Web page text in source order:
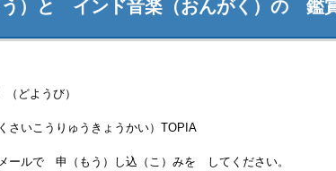
）と インド音楽（おんがく）の 鑑賞
どようび）
さいこうりゅうきょうかい）TOPIA
ールで 申（もう）し込（こ）みを してください。